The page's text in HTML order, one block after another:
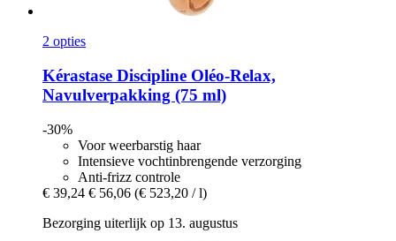
2 opties
Kérastase Discipline Oléo-​Relax,
Navulverpakking (75 ml)
-30%
Voor weerbarstig haar
Intensieve vochtinbrengende verzorging
Anti-frizz controle
€ 39,24 € 56,06 (€ 523,20 / l)
Bezorging uiterlijk op 13. augustus